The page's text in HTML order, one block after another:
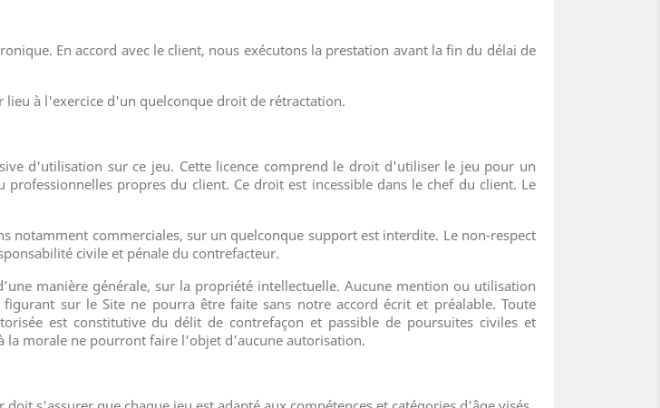
En accord avec le client, nous exécutons la prestation avant la fin du délai de
à l'exercice d'un quelconque droit de rétractation.
d'utilisation sur ce jeu. Cette licence comprend le droit d'utiliser le jeu pour un
propres du client. Ce droit est incessible dans le chef du client. Le
commerciales, sur un quelconque support est interdite. Le non-respect
civile et pénale du contrefacteur.
manière générale, sur la propriété intellectuelle. Aucune mention ou utilisation
sur le Site ne pourra être faite sans notre accord écrit et préalable. Toute
est constitutive du délit de contrefaçon et passible de poursuites civiles et
la morale ne pourront faire l'objet d'aucune autorisation.